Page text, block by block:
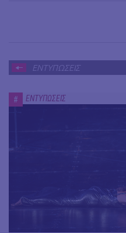
ΕΝΤΥΠΩΣΕΙΣ
# ΕΝΤΥΠΩΣΕΙΣ